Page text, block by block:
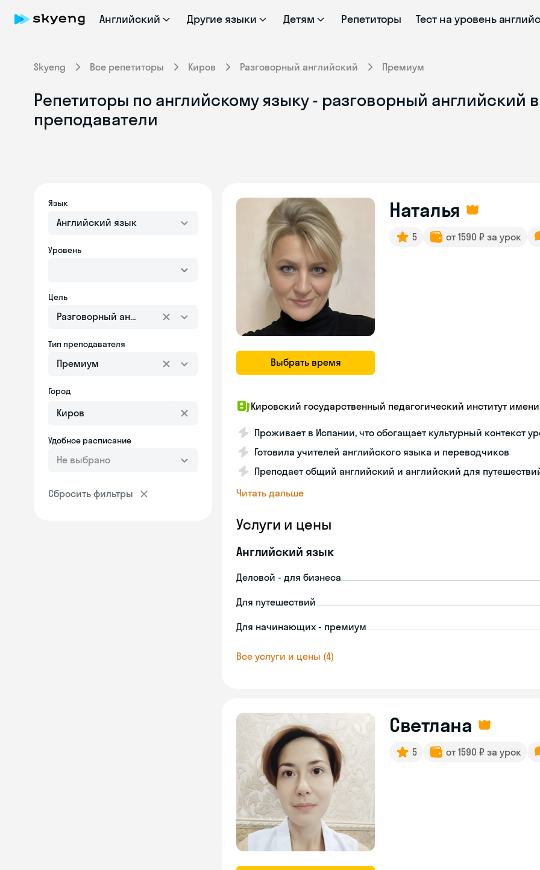
Английский Другие языки Детям Репетиторы Тест на уровень
Skyeng Все репетиторы Киров Разговорный английский Премиум
Репетиторы по английскому языку - разговорный английский
преподаватели
Язык
Английский язык
Уровень
Цель
Разговорный английский
Тип преподавателя
Премиум
Город
Удобное расписание
Не выбрано
Сбросить фильтры
Выбрать время
Наталья
5 от 1590 ₽ за урок
Кировский государственный педагогический институт
Проживает в Испании, что обогащает культурный контекст
Готовила учителей английского языка и переводчиков
Преподает общий английский и английский для
Читать дальше
Услуги и цены
Английский язык
Деловой - для бизнеса
Для путешествий
Для начинающих - премиум
Все услуги и цены (4)
Светлана
5 от 1590 ₽ за урок